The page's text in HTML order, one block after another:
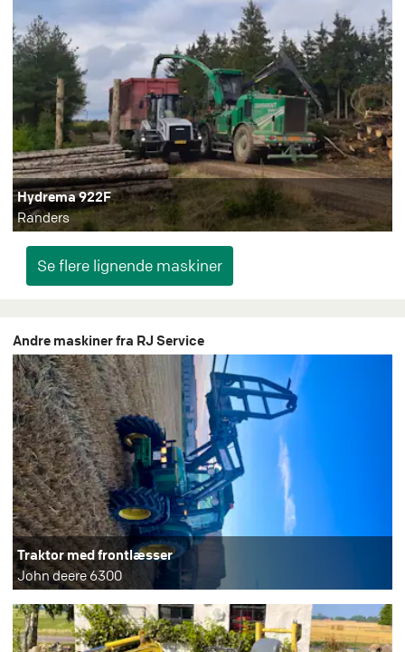
Hydrema 922F
Randers
Andre maskiner fra RJ Service
Traktor med frontlæsser
John deere 6300